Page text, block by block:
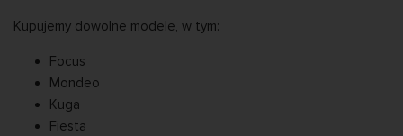
Kupujemy dowolne modele, w tym:
Focus
Mondeo
Kuga
Fiesta